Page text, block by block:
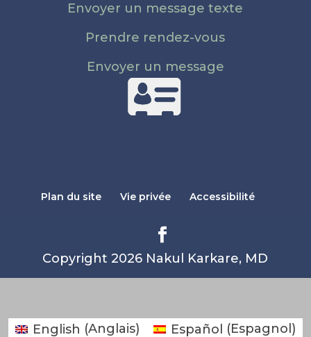
Envoyer un message texte
Prendre rendez-vous
Envoyer un message
Plan du site Vie privée Accessibilité
Copyright 2026 Nakul Karkare, MD
English (Anglais) Español (Espagnol)